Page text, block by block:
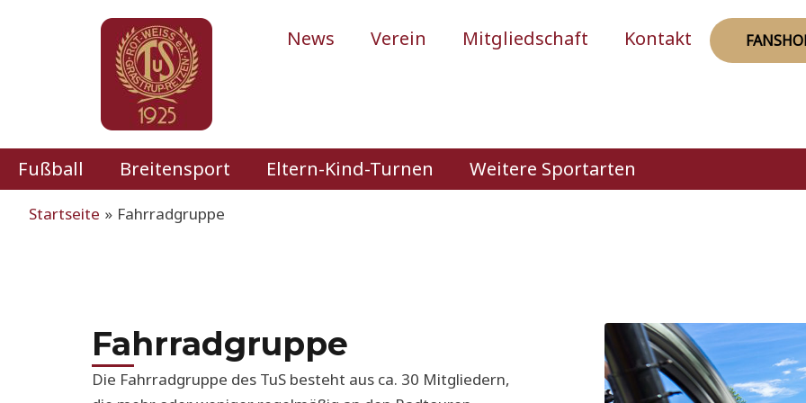
News Verein Mitgliedschaft Kontakt
Fußball Breitensport Eltern-Kind-Turnen Weitere Sportarten
Startseite Fahrradgruppe
Fahrradgruppe
Die Fahrradgruppe des TuS besteht aus ca. 30 Mitgliedern,